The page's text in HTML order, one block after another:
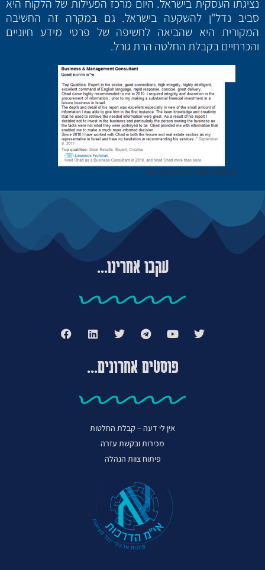
נציגתו העסקית בישראל. היום מרכז הפעילות של הלקוח היא
סביב נדל"ן להשקעה בישראל. גם במקרה זה החשיבה
המקורית היא שהביאה לחשיפה של פרטי מידע חיוניים
והכרחיים בקבלת החלטה הרת גורל.
המלצה ממר לורנס פרומן
עקבו אחרינו...
פוסטים אחרונים...
אין לי דעה – קבלת החלטות
מכירות ובקשת עזרה
פיתוח צוות הנהלה